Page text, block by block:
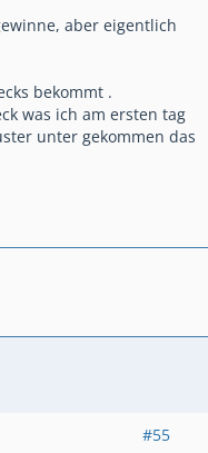
aber eigentlich
bekommt .
was ich am ersten tag
unter gekommen das
#55